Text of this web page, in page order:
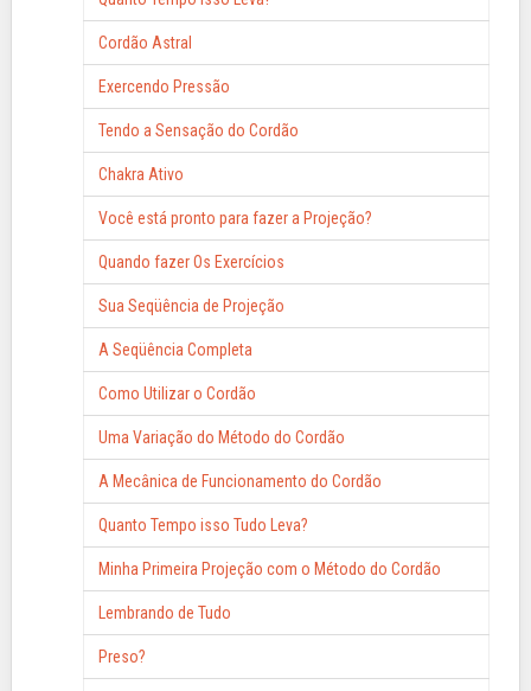
Cordão Astral
Exercendo Pressão
Tendo a Sensação do Cordão
Chakra Ativo
Você está pronto para fazer a Projeção?
Quando fazer Os Exercícios
Sua Seqüência de Projeção
A Seqüência Completa
Como Utilizar o Cordão
Uma Variação do Método do Cordão
A Mecânica de Funcionamento do Cordão
Quanto Tempo isso Tudo Leva?
Minha Primeira Projeção com o Método do Cordão
Lembrando de Tudo
Preso?